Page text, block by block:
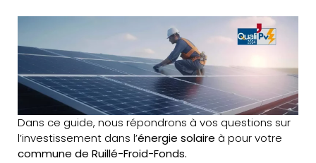
Dans ce guide, nous répondrons à vos questions sur
l’investissement dans l’énergie solaire à pour votre
commune de Ruillé-Froid-Fonds.